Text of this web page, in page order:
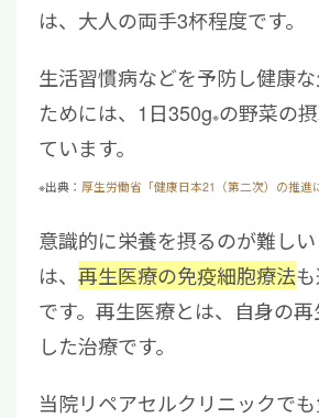
は、大人の両手3杯程度です。
生活習慣病などを予防し健康
ためには、1日350g※の野菜の
ています。
※出典： 厚生労働省「健康日本21（第二次）の推進
意識的に栄養を摂るのが難し
は、 再生医療の免疫細胞療法
です。再生医療とは、自身の
した治療です。
当院リペアセルクリニックで